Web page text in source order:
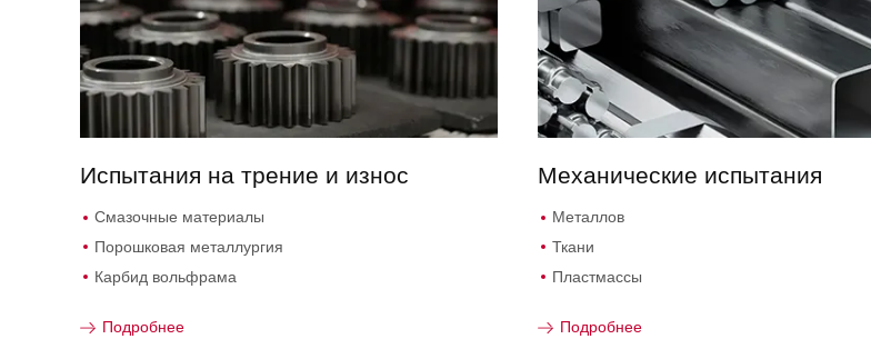
Испытания на трение и износ
Смазочные материалы
Порошковая металлургия
Карбид вольфрама
Подробнее
Механические испытания
Металлов
Ткани
Пластмассы
Подробнее